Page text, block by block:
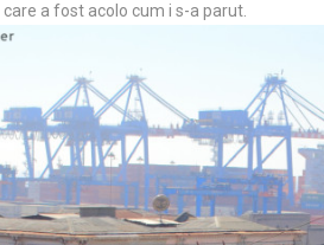
care a fost acolo cum i s-a parut.